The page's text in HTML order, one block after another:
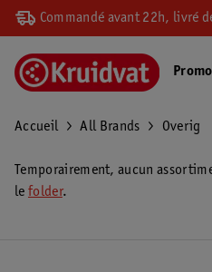
Commandé avant 22h, livré
Accueil All Brands Overig
Temporairement, aucun
le folder.